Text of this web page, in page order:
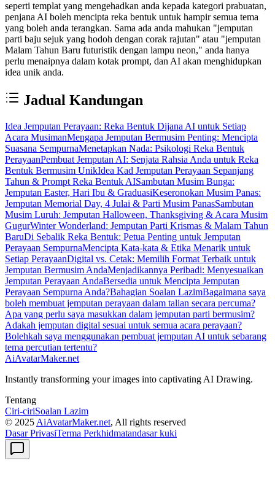
seperti templat yang mengehadkan anda kepada kategori prabuatan,
penjana AI boleh mencipta reka bentuk untuk hampir semua tema
yang boleh anda terangkan. Sama ada anda mahukan "jemputan
parti baju sejuk yang hodoh dengan corak rajutan" atau "jemputan
Malam Tahun Baru futuristik dengan lampu neon," anda hanya
perlu menaipnya dalam kotak prompt, dan AI akan menghidupkan
idea unik anda.
Jadual Kandungan
Idea Jemputan Perayaan: Reka Bentuk Dijana AI untuk Setiap
Acara MusimanMengapa Jemputan Bermusim Penting: Mencipta
Suasana SempurnaMenetapkan Nada: Psikologi Reka Bentuk
PerayaanPembuat Jemputan AI: Senjata Rahsia Anda untuk Reka
Bentuk Bermusim UnikIdea Kad Jemputan Perayaan Sepanjang
Tahun & Prompt Reka Bentuk AISambutan Musim Bunga:
Jemputan Easter, Hari Ibu & GraduasiKeseronokan Musim Panas:
Jemputan Memorial Day, 4 Julai & Parti Musim PanasSambutan
Musim Luruh: Jemputan Halloween, Thanksgiving & Acara Musim
GugurWinter Wonderland: Jemputan Parti Krismas & Malam Tahun
BaruDi Sebalik Reka Bentuk: Petua Penting untuk Jemputan
Perayaan SempurnaMencipta Kata-kata & Etika Menarik untuk
Setiap PerayaanDigital vs. Cetak: Memilih Format Terbaik untuk
Jemputan Bermusim AndaMenjadikannya Peribadi: Menyesuaikan
Jemputan Perayaan AndaBersedia untuk Mencipta Jemputan
Perayaan Sempurna Anda?Bahagian Soalan LazimBagaimana saya
boleh membuat jemputan perayaan dalam talian secara percuma?
Apa yang perlu saya masukkan dalam jemputan parti bermusim?
Adakah jemputan digital sesuai untuk semua acara perayaan?
Bolehkah saya menggunakan pembuat jemputan AI untuk sebarang
tema percutian tertentu?
AiAvatarMaker.net
Instantly transforming your images into captivating AI Drawing.
Tentang
Ciri-ciriSoalan Lazim
© 2025 AiAvatarMaker.net, All rights reserved
Dasar PrivasiTerma Perkhidmatandasar kuki